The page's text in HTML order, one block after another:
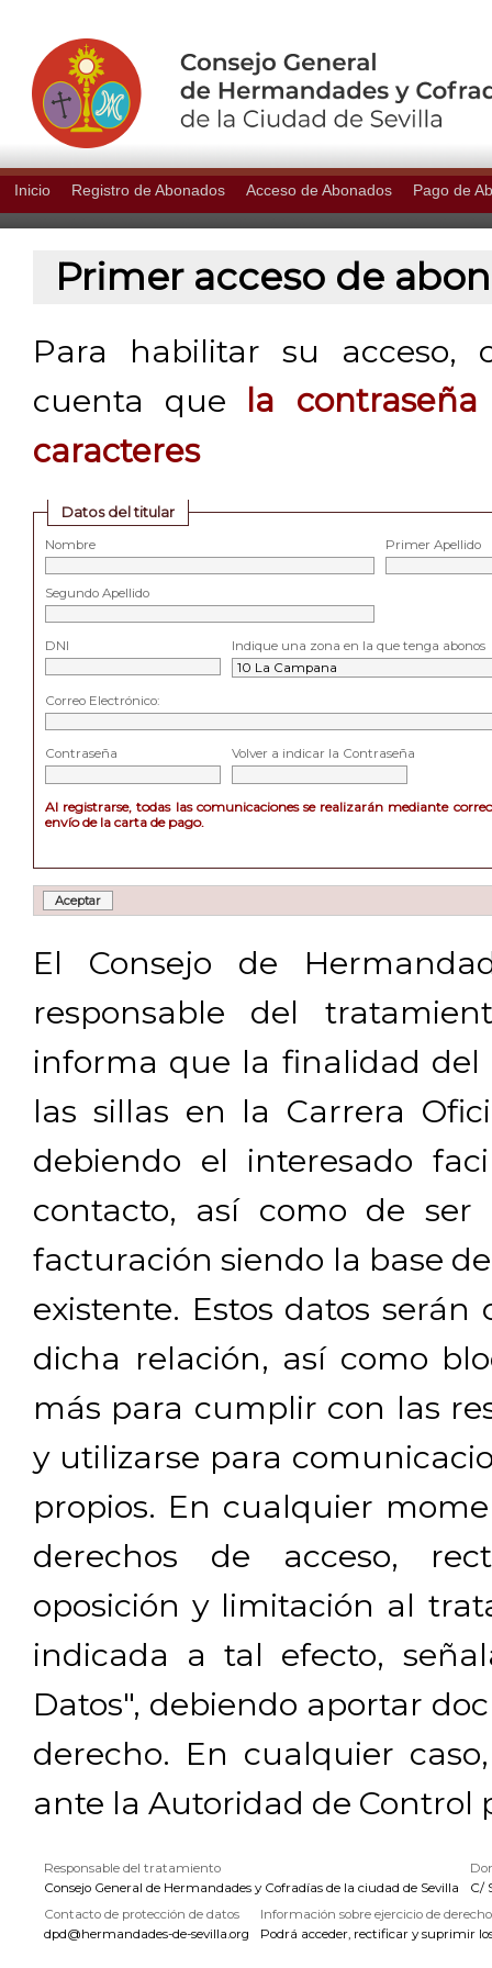
Inicio Registro de Abonados Acceso de Abonados Pago de
Primer acceso de
Para habilitar su acceso,
cuenta que
la
caracteres
Datos del titular
Nombre Primer Apellido
Segundo Apellido
DNI Indique una zona en la que tenga abonos
Correo Electrónico:
Contraseña Volver a indicar la Contraseña
Al registrarse, todas las comunicaciones se realizarán mediante
envío de la carta de pago.
El Consejo de
responsable del
informa que la finalidad del
las sillas en la Carrera
debiendo el interesado
contacto, así como de ser
facturación siendo la base
existente. Estos datos
dicha relación, así como
más para cumplir con las
y utilizarse para
propios. En cualquier
derechos de acceso,
oposición y limitación al
indicada a tal efecto,
Datos", debiendo aportar
derecho. En cualquier
ante la Autoridad de Control
Responsable del tratamiento
Consejo General de Hermandades y Cofradías de la ciudad de Sevilla
C/
Contacto de protección de datos
dpd@hermandades-de-sevilla.org
Información sobre ejercicio de
Podrá acceder, rectificar y suprimir